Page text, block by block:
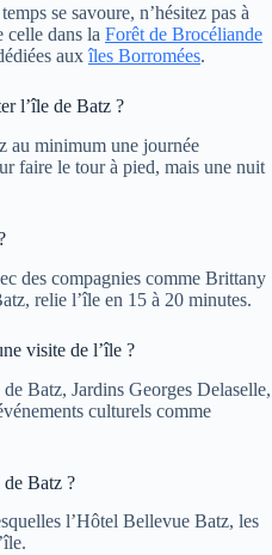
se savoure, n’hésitez pas à
celle dans la Forêt de Brocéliande
auxîles Borromées.
l’île de Batz ?
au minimum une journée
faire le tour à pied, mais une nuit
des compagnies comme Brittany
relie l’île en 15 à 20 minutes.
visite de l’île ?
Batz, Jardins Georges Delaselle,
culturels comme
de Batz ?
l’Hôtel Bellevue Batz, les